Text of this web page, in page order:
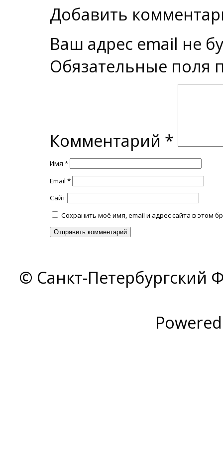
Добавить
Ваш адрес email не
Обязательные поля
Комментарий *
Имя *
Email *
Сайт
Сохранить моё имя, email и адрес сайта в этом
© Санкт-Петербургский